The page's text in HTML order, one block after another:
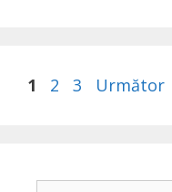
1 2 3 Următor